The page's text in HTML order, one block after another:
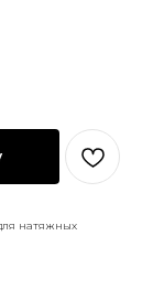
натяжных